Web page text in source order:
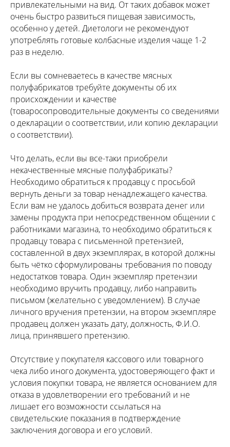
привлекательными на вид. От таких добавок может
очень быстро развиться пищевая зависимость,
особенно у детей. Диетологи не рекомендуют
употреблять готовые колбасные изделия чаще 1-2
раз в неделю.
Если вы сомневаетесь в качестве мясных
полуфабрикатов требуйте документы об их
происхождении и качестве
(товаросопроводительные документы со сведениями
о декларации о соответствии, или копию декларации
о соответствии).
Что делать, если вы все-таки приобрели
некачественные мясные полуфабрикаты?
Необходимо обратиться к продавцу с просьбой
вернуть деньги за товар ненадлежащего качества.
Если вам не удалось добиться возврата денег или
замены продукта при непосредственном общении с
работниками магазина, то необходимо обратиться к
продавцу товара с письменной претензией,
составленной в двух экземплярах, в которой должны
быть чётко сформулированы требования по поводу
недостатков товара. Один экземпляр претензии
необходимо вручить продавцу, либо направить
письмом (желательно с уведомлением). В случае
личного вручения претензии, на втором экземпляре
продавец должен указать дату, должность, Ф.И.О.
лица, принявшего претензию.
Отсутствие у покупателя кассового или товарного
чека либо иного документа, удостоверяющего факт и
условия покупки товара, не является основанием для
отказа в удовлетворении его требований и не
лишает его возможности ссылаться на
свидетельские показания в подтверждение
заключения договора и его условий.